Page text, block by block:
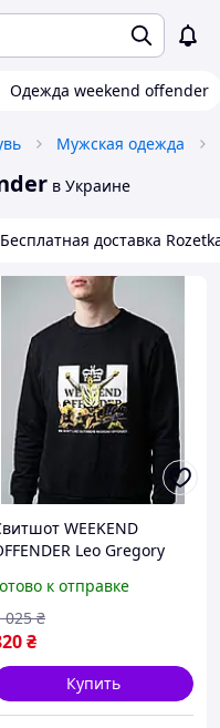
Одежда weekend offender
Мужская одежда
в Украине
Бесплатная доставка
WEEKEND
Leo Gregory
Лео Грегори
к отправке
₴
025 ₴
Купить